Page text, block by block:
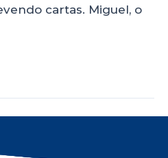
cartas. Miguel, o